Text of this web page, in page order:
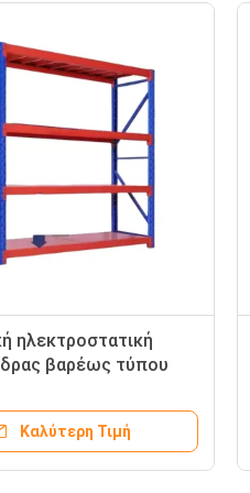
ηλεκτροστατική
βαρέως τύπου
και προσβασιμότητα
Καλύτερη Τιμή